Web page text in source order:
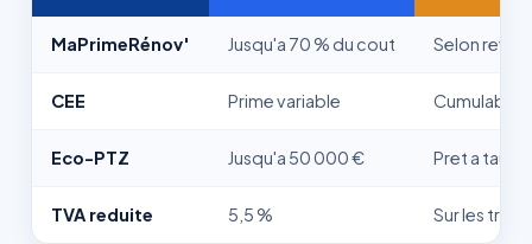
MaPrimeRénov' Jusqu'a 70 % du cout Selon
CEE Prime variable Cumulable,
Eco-PTZ Jusqu'a 50 000 € Pret a taux
TVA reduite 5,5 % Sur les